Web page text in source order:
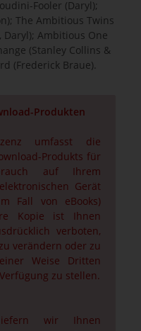
Fooler (Daryl);
The Ambitious Twins
Daryl); Ambitious One
(Stanley Collins &
(Frederick Braue).
Produkten
umfasst die
Produkts für
auf Ihrem
Gerät
Fall von eBooks)
Kopie ist Ihnen
verboten,
verändern oder zu
Weise Dritten
zu stellen.
wir Ihnen